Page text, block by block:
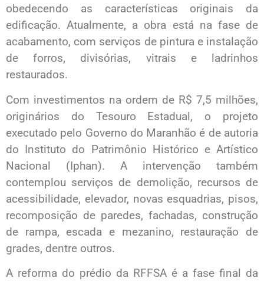
obedecendo as características originais da
edificação. Atualmente, a obra está na fase de
acabamento, com serviços de pintura e instalação
de forros, divisórias, vitrais e ladrinhos
restaurados.
Com investimentos na ordem de R$ 7,5 milhões,
originários do Tesouro Estadual, o projeto
executado pelo Governo do Maranhão é de autoria
do Instituto do Patrimônio Histórico e Artístico
Nacional (Iphan). A intervenção também
contemplou serviços de demolição, recursos de
acessibilidade, elevador, novas esquadrias, pisos,
recomposição de paredes, fachadas, construção
de rampa, escada e mezanino, restauração de
grades, dentre outros.
A reforma do prédio da RFFSA é a fase final da